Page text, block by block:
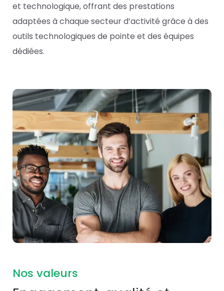
et technologique, offrant des prestations
adaptées à chaque secteur d’activité grâce à des
outils technologiques de pointe et des équipes
dédiées.
Nos valeurs